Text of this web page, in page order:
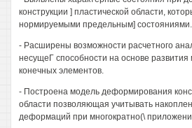
конструкции ] пластической области,
нормируемыми предельным] состояниями.
- Расширены возможности расчетного
несущеГ способности на основе
конечных элементов.
- Построена модель деформирования
области позволяющая учитывать
деформаций при многократно(\